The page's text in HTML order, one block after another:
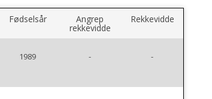
Fødselsår Angrep
rekkevidde
Rekkevidde
1989 - -